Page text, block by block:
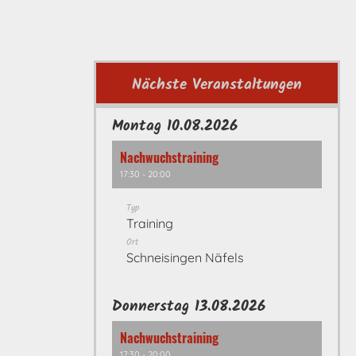
Nächste Veranstaltungen
Montag 10.08.2026
Nachwuchstraining
17:30 - 20:00
Typ
Training
Ort
Schneisingen Näfels
Donnerstag 13.08.2026
Nachwuchstraining